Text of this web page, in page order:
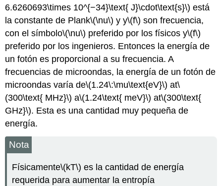
6.6260693\times 10^{−34}\text{ J}\cdot\text{s}\) está
la constante de Plank\(\nu\) y y\(f\) son frecuencia,
con el símbolo\(\nu\) preferido por los físicos y\(f\)
preferido por los ingenieros. Entonces la energía de
un fotón es proporcional a su frecuencia. A
frecuencias de microondas, la energía de un fotón de
microondas varía de\(1.24\:\mu\text{eV}\) at\
(300\text{ MHz}\) a\(1.24\text{ meV}\) at\(300\text{
GHz}\). Esta es una cantidad muy pequeña de
energía.
Nota
Físicamente\(kT\) es la cantidad de energía
requerida para aumentar la entropía